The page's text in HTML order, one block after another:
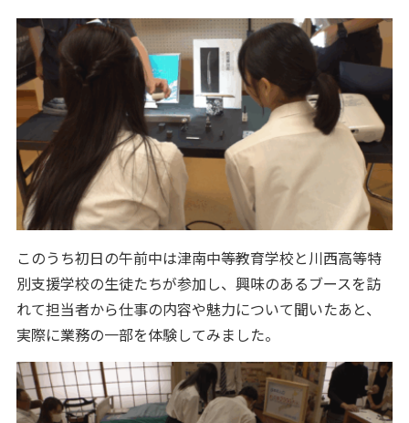
このうち初日の午前中は津南中等教育学校と川西高等特
別支援学校の生徒たちが参加し、興味のあるブースを訪
れて担当者から仕事の内容や魅力について聞いたあと、
実際に業務の一部を体験してみました。